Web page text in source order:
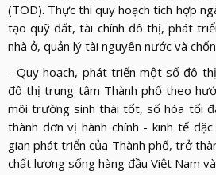
(TOD). Thực thi quy hoạch tích hợp
tạo quỹ đất, tài chính đô thị, phát
nhà ở, quản lý tài nguyên nước và
- Quy hoạch, phát triển một số đô
đô thị trung tâm Thành phố theo
môi trường sinh thái tốt, số hóa tối
thành đơn vị hành chính - kinh tế
gian phát triển của Thành phố, trở
chất lượng sống hàng đầu Việt Nam